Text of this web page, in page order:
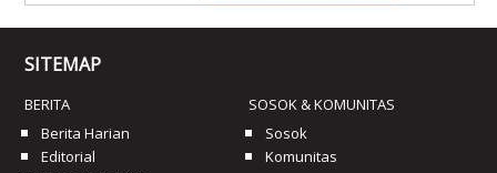
SITEMAP
BERITA
Berita Harian
Editorial
SOSOK & KOMUNITAS
Sosok
Komunitas